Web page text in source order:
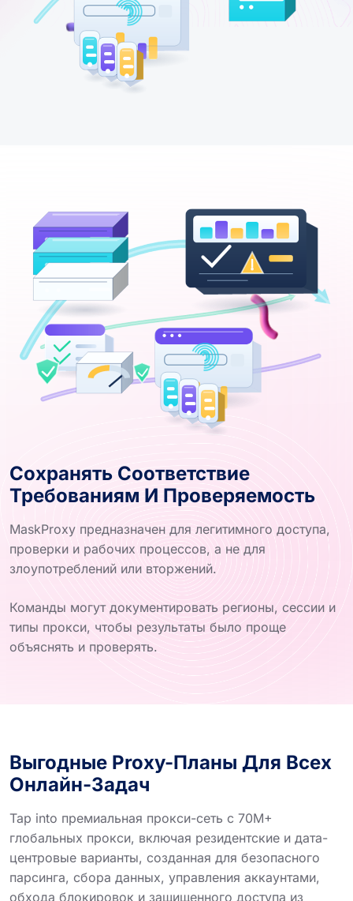
Сохранять Соответствие
Требованиям И Проверяемость
MaskProxy предназначен для легитимного доступа,
проверки и рабочих процессов, а не для
злоупотреблений или вторжений.
Команды могут документировать регионы, сессии и
типы прокси, чтобы результаты было проще
объяснять и проверять.
Выгодные Proxy-Планы Для Всех
Онлайн-Задач
Tap into премиальная прокси-сеть с 70M+
глобальных прокси, включая резидентские и дата-
центровые варианты, созданная для безопасного
парсинга, сбора данных, управления аккаунтами,
обхода блокировок и защищенного доступа из